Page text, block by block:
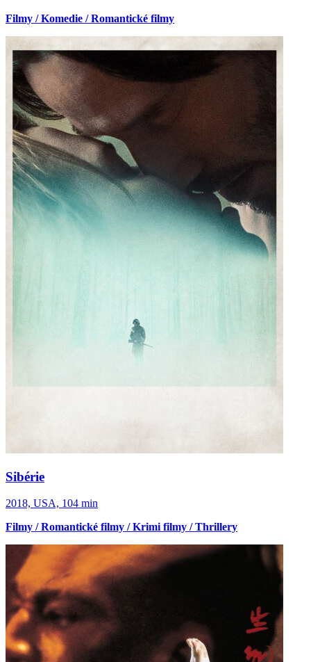
Filmy / Komedie / Romantické filmy
Sibérie
2018, USA, 104 min
Filmy / Romantické filmy / Krimi filmy / Thrillery